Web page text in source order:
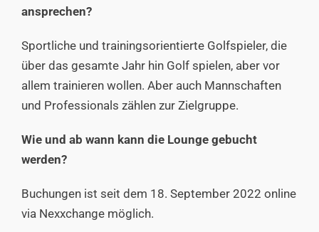
ansprechen?
Sportliche und trainingsorientierte Golfspieler, die
über das gesamte Jahr hin Golf spielen, aber vor
allem trainieren wollen. Aber auch Mannschaften
und Professionals zählen zur Zielgruppe.
Wie und ab wann kann die Lounge gebucht
werden?
Buchungen ist seit dem 18. September 2022 online
via Nexxchange möglich.